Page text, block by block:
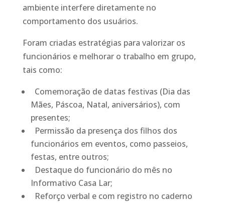
ambiente interfere diretamente no
comportamento dos usuários.
Foram criadas estratégias para valorizar os
funcionários e melhorar o trabalho em grupo,
tais como:
Comemoração de datas festivas (Dia das
Mães, Páscoa, Natal, aniversários), com
presentes;
Permissão da presença dos filhos dos
funcionários em eventos, como passeios,
festas, entre outros;
Destaque do funcionário do mês no
Informativo Casa Lar;
Reforço verbal e com registro no caderno